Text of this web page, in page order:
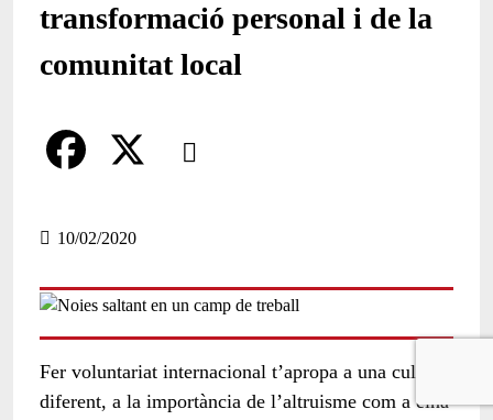
transformació personal i de la
comunitat local
Comparteix
a
e
o
10/02/2020
Fer voluntariat internacional t’apropa a una cultura
diferent, a la importància de l’altruisme com a eina